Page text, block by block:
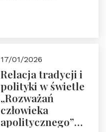
17/01/2026
Relacja tradycji i
polityki w świetle
„Rozważań
człowieka
apolitycznego”